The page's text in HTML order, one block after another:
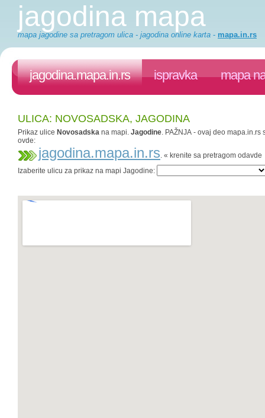
jagodina mapa
mapa jagodine sa pretragom ulica - jagodina online karta - mapa.in.rs
jagodina.mapa.in.rs ispravka mapa
ULICA: NOVOSADSKA, JAGODINA
Prikaz ulice Novosadska na mapi.Jagodine. PAŽNJA - ovaj deo
ovde:
jagodina.mapa.in.rs. « krenite sa pretragom odavde
Izaberite ulicu za prikaz na mapi Jagodine: